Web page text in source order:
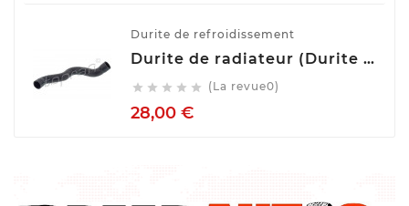
Durite de refroidissement
Durite de radiateur (Durite de refroidissement) TOPRAN 407 996
     (La revue0)
28,00 €Prix